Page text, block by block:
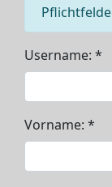
Username: *
Vorname: *